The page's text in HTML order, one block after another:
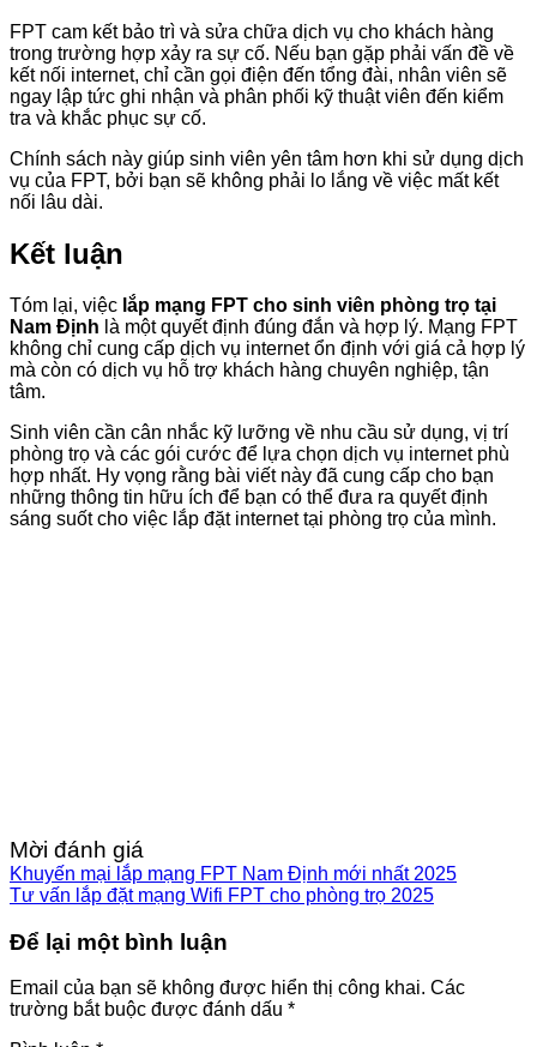
FPT cam kết bảo trì và sửa chữa dịch vụ cho khách hàng
trong trường hợp xảy ra sự cố. Nếu bạn gặp phải vấn đề về
kết nối internet, chỉ cần gọi điện đến tổng đài, nhân viên sẽ
ngay lập tức ghi nhận và phân phối kỹ thuật viên đến kiểm
tra và khắc phục sự cố.
Chính sách này giúp sinh viên yên tâm hơn khi sử dụng dịch
vụ của FPT, bởi bạn sẽ không phải lo lắng về việc mất kết
nối lâu dài.
Kết luận
Tóm lại, việc lắp mạng FPT cho sinh viên phòng trọ tại
Nam Định là một quyết định đúng đắn và hợp lý. Mạng FPT
không chỉ cung cấp dịch vụ internet ổn định với giá cả hợp lý
mà còn có dịch vụ hỗ trợ khách hàng chuyên nghiệp, tận
tâm.
Sinh viên cần cân nhắc kỹ lưỡng về nhu cầu sử dụng, vị trí
phòng trọ và các gói cước để lựa chọn dịch vụ internet phù
hợp nhất. Hy vọng rằng bài viết này đã cung cấp cho bạn
những thông tin hữu ích để bạn có thể đưa ra quyết định
sáng suốt cho việc lắp đặt internet tại phòng trọ của mình.
Mời đánh giá
Khuyến mại lắp mạng FPT Nam Định mới nhất 2025
Tư vấn lắp đặt mạng Wifi FPT cho phòng trọ 2025
Để lại một bình luận
Email của bạn sẽ không được hiển thị công khai. Các
trường bắt buộc được đánh dấu *